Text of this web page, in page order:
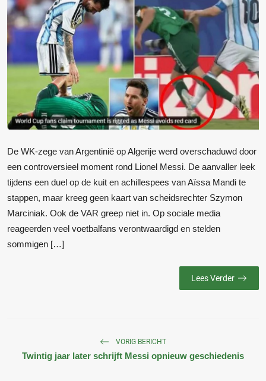
Deals!
Over
De WK-zege van Argentinië op Algerije werd overschaduwd door
een controversieel moment rond Lionel Messi. De aanvaller leek
tijdens een duel op de kuit en achillespees van Aïssa Mandi te
stappen, maar kreeg geen kaart van scheidsrechter Szymon
Marciniak. Ook de VAR greep niet in. Op sociale media
reageerden veel voetbalfans verontwaardigd en stelden
sommigen […]
Lees Verder
VORIG BERICHT
Twintig jaar later schrijft Messi opnieuw geschiedenis